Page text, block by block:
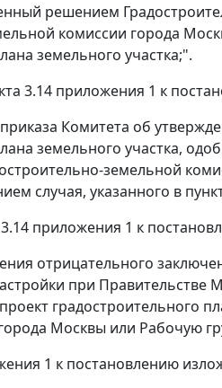
решением
комиссии города
земельного участка;".
3.14 приложения 1 к
Комитета об
земельного участка,
земельной
случая, указанного в
приложения 1 к
отрицательного
при
градостроительного
Москвы или Рабочую
1 к постановлению